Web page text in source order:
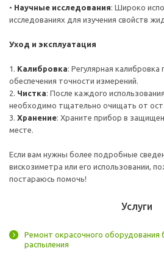
• Научные исследования: Широко
исследованиях для изучения свойств
Уход и эксплуатация
1. Калибровка: Регулярная
обеспечения точности измерений.
2. Чистка: После каждого
необходимо тщательно очищать от
3. Хранение: Храните прибор в
месте.
Если вам нужны более подробные
вискозиметра или его использовании,
постараюсь помочь!
Услуги
Ремонт окрасочного оборудования
распыления